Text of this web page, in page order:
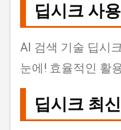
딥시크 사
AI 검색 기술 딥시
눈에! 효율적인 활
딥시크 최